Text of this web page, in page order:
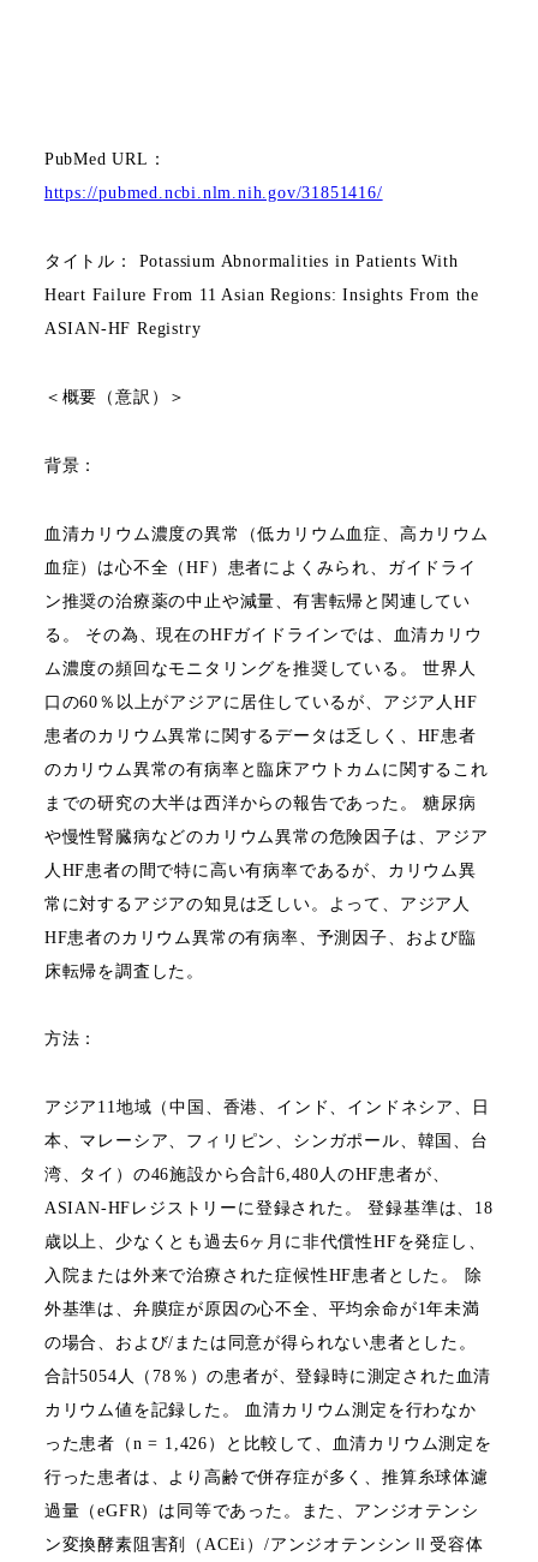
PubMed URL ：
https://pubmed.ncbi.nlm.nih.gov/31851416/
タイトル： Potassium Abnormalities in Patients With
Heart Failure From 11 Asian Regions: Insights From the
ASIAN-HF Registry
＜概要（意訳）＞
背景：
血清カリウム濃度の異常（低カリウム血症、高カリウム
血症）は心不全（HF ）患者によくみられ、ガイドライ
ン推奨の治療薬の中止や減量、有害転帰と関連してい
る。 その為、現在のHFガイドラインでは、血清カリウ
ム濃度の頻回なモニタリングを推奨している。世界人
口の60 ％以上がアジアに居住しているが、アジア人HF
患者のカリウム異常に関するデータは乏しく、 HF患者
のカリウム異常の有病率と臨床アウトカムに関するこれ
までの研究の大半は西洋からの報告であった。糖尿病
や慢性腎臓病などのカリウム異常の危険因子は、アジア
人 HF患者の間で特に高い有病率であるが、カリウム異
常に対するアジアの知見は乏しい。よって、アジア人
HF患者のカリウム異常の有病率、予測因子、および臨
床転帰を調査した。
方法：
アジア 11地域（中国、香港、インド、インドネシア、日
本、マレーシア、フィリピン、シンガポール、韓国、台
湾、タイ）の46施設から合計6,480 人のHF患者が、
ASIAN‐HF レジストリーに登録された。登録基準は、 18
歳以上、少なくとも過去6ヶ月に非代償性HFを発症し、
入院または外来で治療された症候性HF患者とした。
除
外基準は、弁膜症が原因の心不全、平均余命が1年未満
の場合、および/ または同意が得られない患者とした。
合計5054 人（ 78 ％）の患者が、登録時に測定された血清
カリウム値を記録した。
血清カリウム測定を行わなか
った患者（ n = 1,426 ）と比較して、血清カリウム測定を
行った患者は、より高齢で併存症が多く、推算糸球体濾
過量（eGFR）は同等であった。また、アンジオテンシ
ン変換酵素阻害剤（ ACEi ）/アンジオテンシンⅡ受容体